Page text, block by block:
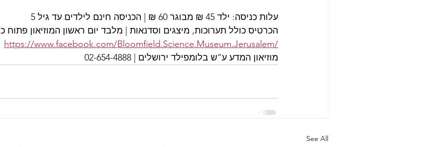
עלות כניסה: ילד 45 ₪ מבוגר 60 ₪ | הכניסה חינם לילדים עד גיל 5
הכרטיס כולל תערוכות, מיצגים וסדנאות | מלבד יום ראשון המוזיאון
https://www.facebook.com/Bloomfield.Science.Museum.Jerusalem/
מוזיאון המדע ע”ש בלומפילד ירושלים | 02-654-4888
See All